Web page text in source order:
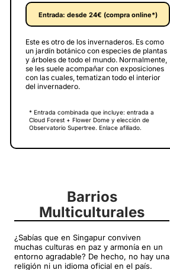
Entrada: desde 24€ (compra online*)
Este es otro de los invernaderos. Es como
un jardín botánico con especies de plantas
y árboles de todo el mundo. Normalmente,
se les suele acompañar con exposiciones
con las cuales, tematizan todo el interior
del invernadero.
* Entrada combinada que incluye: entrada a
Cloud Forest + Flower Dome y elección de
Observatorio Supertree. Enlace afiliado.
Barrios
Multiculturales
¿Sabías que en Singapur conviven
muchas culturas en paz y armonía en un
entorno agradable? De hecho, no hay una
religión ni un idioma oficial en el país.